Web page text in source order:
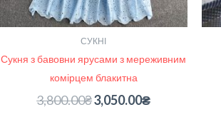
СУКНІ
Сукня з бавовни ярусами з мереживним
комірцем блакитна
3,800.00₴3,050.00₴